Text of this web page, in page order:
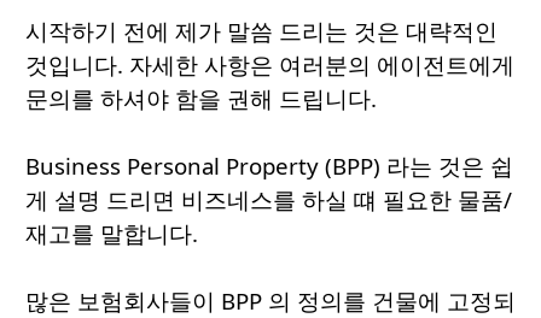
시작하기 전에 제가 말씀 드리는 것은 대략적인
것입니다. 자세한 사항은 여러분의 에이전트에게
문의를 하셔야 함을 권해 드립니다.
Business Personal Property (BPP) 라는 것은 쉽
게 설명 드리면 비즈네스를 하실 떄 필요한 물품/
재고를 말합니다.
많은 보험회사들이 BPP 의 정의를 건물에 고정되